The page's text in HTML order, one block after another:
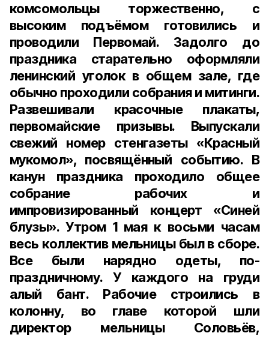
комсомольцы торжественно, с
высоким подъёмом готовились и
проводили Первомай. Задолго до
праздника старательно оформляли
ленинский уголок в общем зале, где
обычно проходили собрания и митинги.
Развешивали красочные плакаты,
первомайские призывы. Выпускали
свежий номер стенгазеты «Красный
мукомол», посвящённый событию. В
канун праздника проходило общее
собрание рабочих и
импровизированный концерт «Синей
блузы». Утром 1 мая к восьми часам
весь коллектив мельницы был в сборе.
Все были нарядно одеты, по-
праздничному. У каждого на груди
алый бант. Рабочие строились в
колонну, во главе которой шли
директор мельницы Соловьёв,